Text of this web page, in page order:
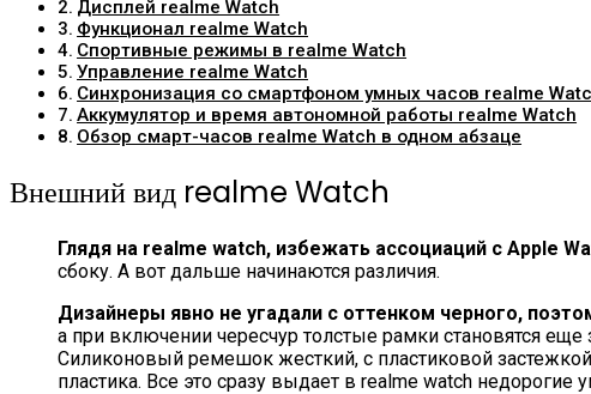
Дисплей realme Watch
Функционал realme Watch
Спортивные режимы в realme Watch
Управление realme Watch
Синхронизация со смартфоном умных часов realme
Аккумулятор и время автономной работы realme Watch
Обзор смарт-часов realme Watch в одном абзаце
Внешний вид realme Watch
Глядя на realme watch, избежать ассоциаций с Apple
сбоку. А вот дальше начинаются различия.
Дизайнеры явно не угадали с оттенком черного,
а при включении чересчур толстые рамки становятся
Силиконовый ремешок жесткий, с пластиковой
пластика. Все это сразу выдает в realme watch недорогие